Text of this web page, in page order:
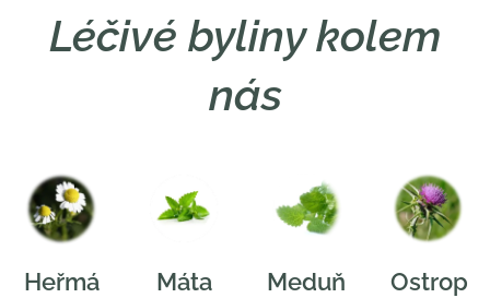
Léčivé byliny kolem
nás
Heřmá
Máta
Meduň
Ostrop